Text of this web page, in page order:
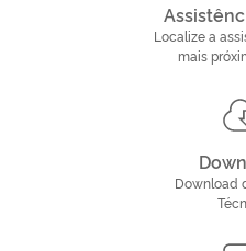
Localize a
mais
Download